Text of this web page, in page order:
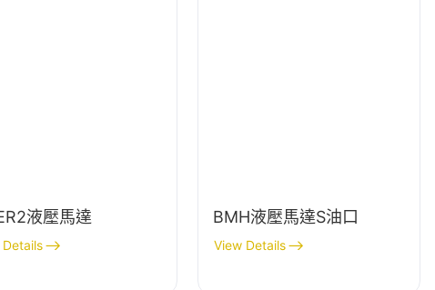
液壓馬達 BMH液壓馬達S油口
View Details